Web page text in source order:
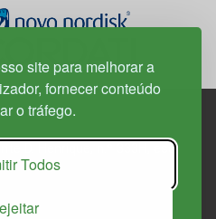
site para melhorar a
fornecer conteúdo
o tráfego.
Todos
D. Henrique, n.º 333H, esc.